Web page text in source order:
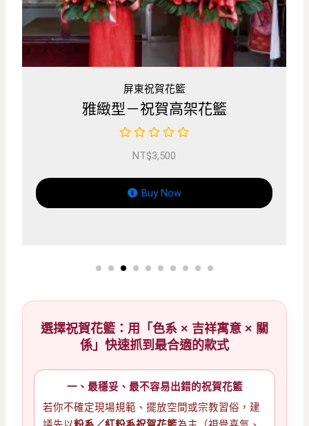
喜慶型－祝賀高架花籃
選擇祝賀花籃：用「色系 × 吉祥寓意 × 關
係」快速抓到最合適的款式
一、最穩妥、最不容易出錯的祝賀花籃
若你不確定現場規範、擺放空間或宗教習俗，建